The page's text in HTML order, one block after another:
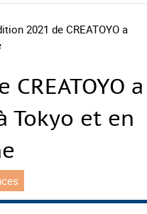
2021 de CREATOYO a
a
Tokyo et en